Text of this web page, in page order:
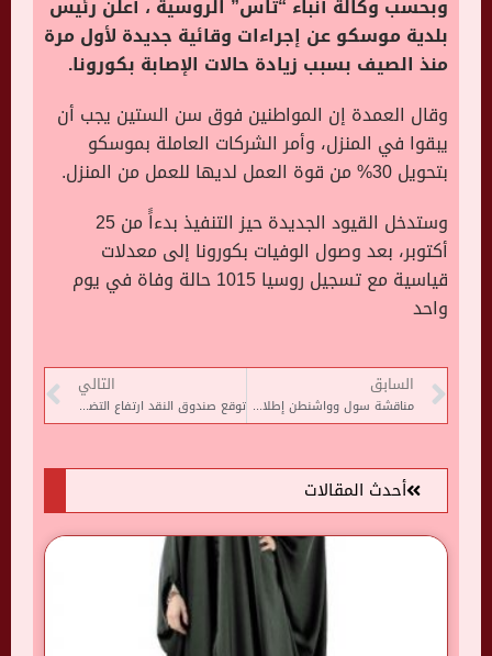
وبحسب وكالة أنباء “تاس” الروسية ، أعلن رئيس
بلدية موسكو عن إجراءات وقائية جديدة لأول مرة
منذ الصيف بسبب زيادة حالات الإصابة بكورونا.
وقال العمدة إن المواطنين فوق سن الستين يجب أن
يبقوا في المنزل، وأمر الشركات العاملة بموسكو
بتحويل 30% من قوة العمل لديها للعمل من المنزل
.
وستدخل القيود الجديدة حيز التنفيذ بدءاًَ من 25
أكتوبر، بعد وصول الوفيات بكورونا إلى معدلات
قياسية مع تسجيل روسيا 1015 حالة وفاة في يوم
واحد
السابق
مناقشة سول وواشنطن إطلاق كوريا الشمالية لصاروخ باليستي قصير المدى
التالي
توقع صندوق النقد ارتفاع التضخم في الشرق الأوسط إلى 12.9% في 2021
أحدث المقالات